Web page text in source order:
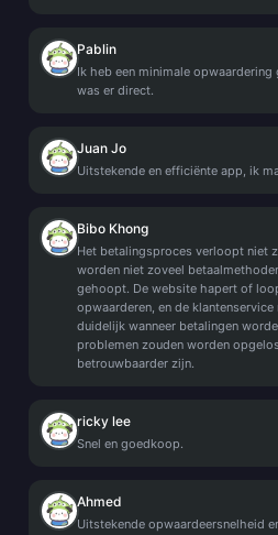
Pablin
Ik heb een minimale
was er direct.
Juan Jo
Uitstekende en efficiënte app, ik
Bibo Khong
Het betalingsproces verloopt niet
worden niet zoveel
gehoopt. De website hapert of
opwaarderen, en de
duidelijk wanneer betalingen
problemen zouden worden
betrouwbaarder zijn.
ricky lee
Snel en goedkoop.
Ahmed
Uitstekende opwaardeersnelheid